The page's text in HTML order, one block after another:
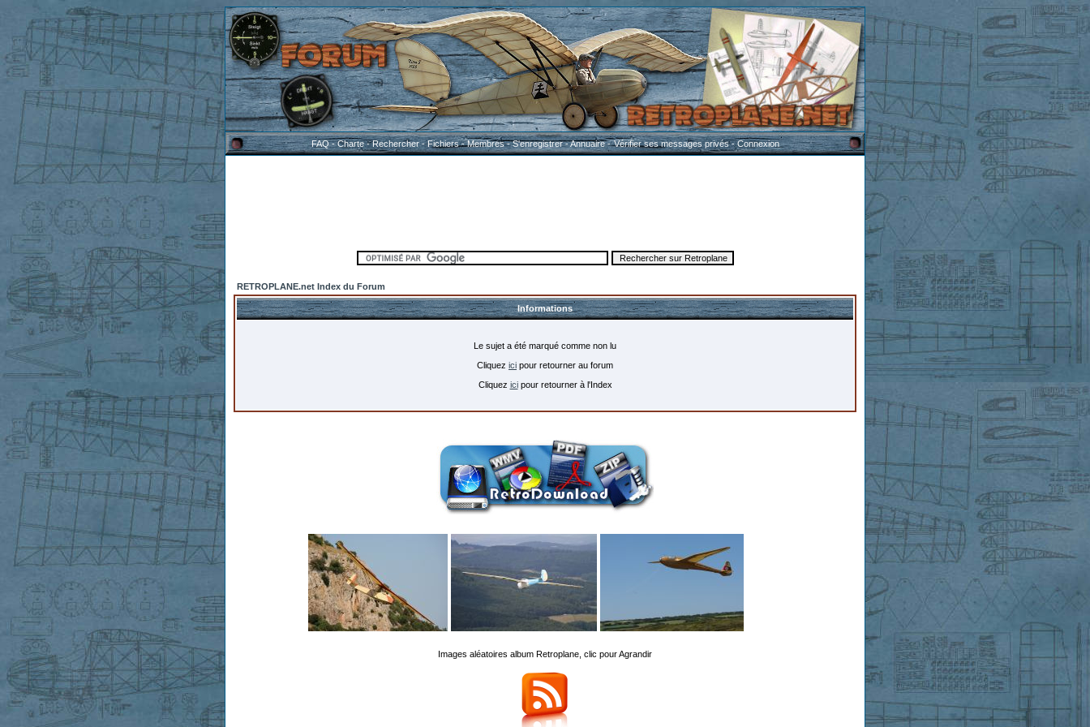
FAQ-Charte-Rechercher-Fichiers-Membres-S'enregistrer-Annuaire-Vérifier ses messages privés-Connexion
RETROPLANE.net Index du Forum
Informations
Le sujet a été marqué comme non lu
Cliquez ici pour retourner au forum
Cliquez icipour retourner à l'Index
Images aléatoires album Retroplane, clic pour Agrandir